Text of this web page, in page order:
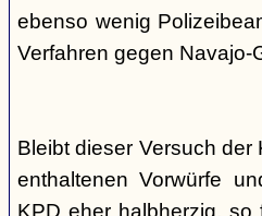
ebenso wenig
Verfahren gegen Navajo-
Bleibt dieser Versuch
enthaltenen Vorwürfe
KPD eher halbherzig,